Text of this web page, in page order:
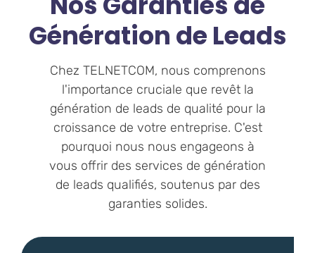
Génération de Leads
Chez TELNETCOM, nous comprenons
l'importance cruciale que revêt la
génération de leads de qualité pour la
croissance de votre entreprise. C'est
pourquoi nous nous engageons à
vous offrir des services de génération
de leads qualifiés, soutenus par des
garanties solides.